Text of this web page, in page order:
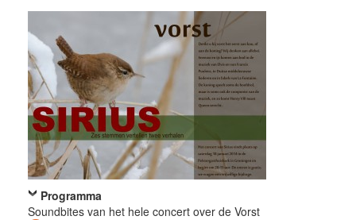
Programma
Soundbites van het hele concert over de Vorst